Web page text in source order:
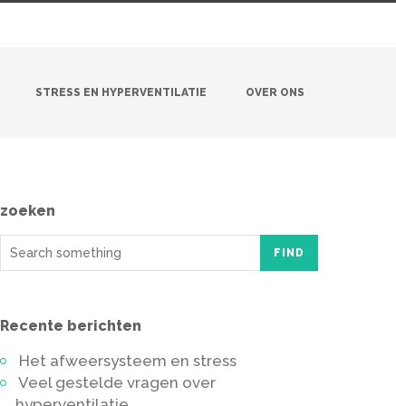
STRESS EN HYPERVENTILATIE OVER ONS
zoeken
FIND
Recente berichten
Het afweersysteem en stress
Veel gestelde vragen over